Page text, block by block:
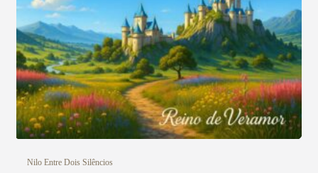
Nilo Entre Dois Silêncios